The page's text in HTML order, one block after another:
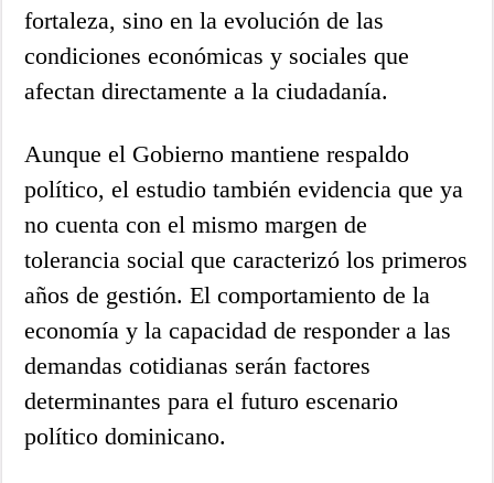
fortaleza, sino en la evolución de las
condiciones económicas y sociales que
afectan directamente a la ciudadanía.
Aunque el Gobierno mantiene respaldo
político, el estudio también evidencia que ya
no cuenta con el mismo margen de
tolerancia social que caracterizó los primeros
años de gestión. El comportamiento de la
economía y la capacidad de responder a las
demandas cotidianas serán factores
determinantes para el futuro escenario
político dominicano.